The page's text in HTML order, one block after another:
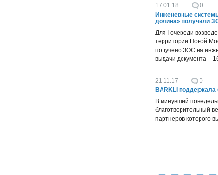
17.01.18
0
Инженерные
долина» получили
Для I очереди
территории Новой
получено ЗОС на
выдачи документа –
21.11.17
0
BARKLI поддержала
В минувший
благотворительный
партнеров которого